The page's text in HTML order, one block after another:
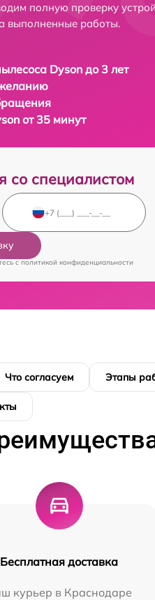
полную проверку
выполненные работы.
Dyson до 3 лет
от 35 минут
со специалистом
cполитикой конфиденциальности
Что согласуем Этапы
Бесплатная доставка
курьер в Краснодаре